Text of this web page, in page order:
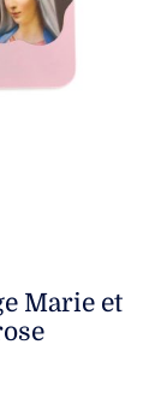
Marie et